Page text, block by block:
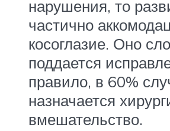
нарушения, то
частично
косоглазие. Оно
поддается
правило, в 60%
назначается
вмешательство.